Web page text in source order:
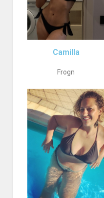
Camilla
Frogn